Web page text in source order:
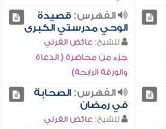
الفهرس:قصيدة
الوحي مدرستي الكبرى
للشيخ: عائض القرني
جزء من محاضرة ( الدعاة
والورقة الرابحة)
الفهرس:الصحابة
في رمضان
للشيخ: عائض القرني